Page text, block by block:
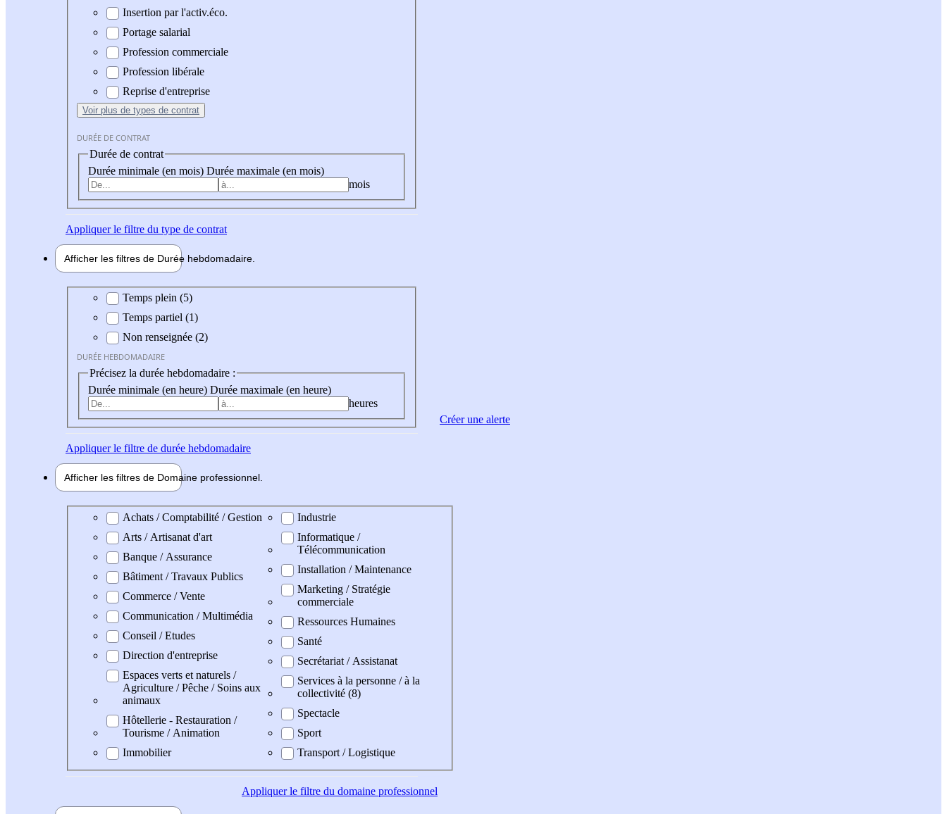
Insertion par l'activ.éco.
Portage salarial
Profession commerciale
Profession libérale
Reprise d'entreprise
Voir plus de types de contrat
DURÉE DE CONTRAT
Durée de contrat
Durée minimale (en mois) Durée maximale (en mois)
mois
Appliquerle filtre du type de contrat
Afficher les filtres de Durée hebdomadaire
Durée hebdomadaire
Temps plein (5)
Temps partiel (1)
Non renseignée (2)
DURÉE HEBDOMADAIRE
Précisez la durée hebdomadaire :
Durée minimale (en heure) Durée maximale (en heure)
heures
Appliquerle filtre de durée hebdomadaire
Afficher les filtres de Domaine professionnel
Domaine professionel
Achats / Comptabilité / Gestion
Arts / Artisanat d'art
Banque / Assurance
Bâtiment / Travaux Publics
Commerce / Vente
Communication / Multimédia
Conseil / Etudes
Direction d'entreprise
Espaces verts et naturels /
Agriculture / Pêche / Soins aux
animaux
Hôtellerie - Restauration /
Tourisme / Animation
Immobilier
Industrie
Informatique /
Télécommunication
Installation / Maintenance
Marketing / Stratégie
commerciale
Ressources Humaines
Santé
Secrétariat / Assistanat
Services à la personne / à la
collectivité (8)
Spectacle
Sport
Transport / Logistique
Appliquerle filtre du domaine professionnel
Créer une alerte